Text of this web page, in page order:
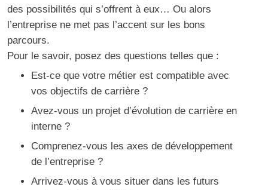
des possibilités qui s’offrent à eux… Ou alors
l’entreprise ne met pas l’accent sur les bons
parcours.
Pour le savoir, posez des questions telles que :
Est-ce que votre métier est compatible avec
vos objectifs de carrière ?
Avez-vous un projet d’évolution de carrière en
interne ?
Comprenez-vous les axes de développement
de l’entreprise ?
Arrivez-vous à vous situer dans les futurs